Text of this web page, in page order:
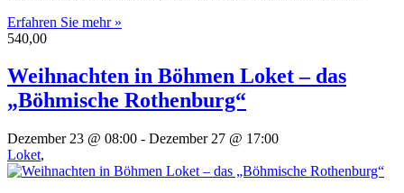
Erfahren Sie mehr »
540,00
Weihnachten in Böhmen Loket – das
„Böhmische Rothenburg“
Dezember 23 @ 08:00 - Dezember 27 @ 17:00
Loket,